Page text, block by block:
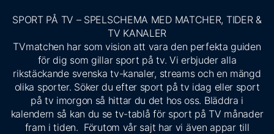
SPORT PÅ TV – SPELSCHEMA MED MATCHER, TIDER &
TV KANALER
TVmatchen har som vision att vara den perfekta guiden
för dig som gillar sport på tv. Vi erbjuder alla
rikstäckande svenska tv-kanaler, streams och en mängd
olika sporter. Söker du efter sport på tv idag eller sport
på tv imorgon så hittar du det hos oss. Bläddra i
kalendern så kan du se tv-tablå för sport på TV månader
fram i tiden. Förutom vår sajt har vi även appar till